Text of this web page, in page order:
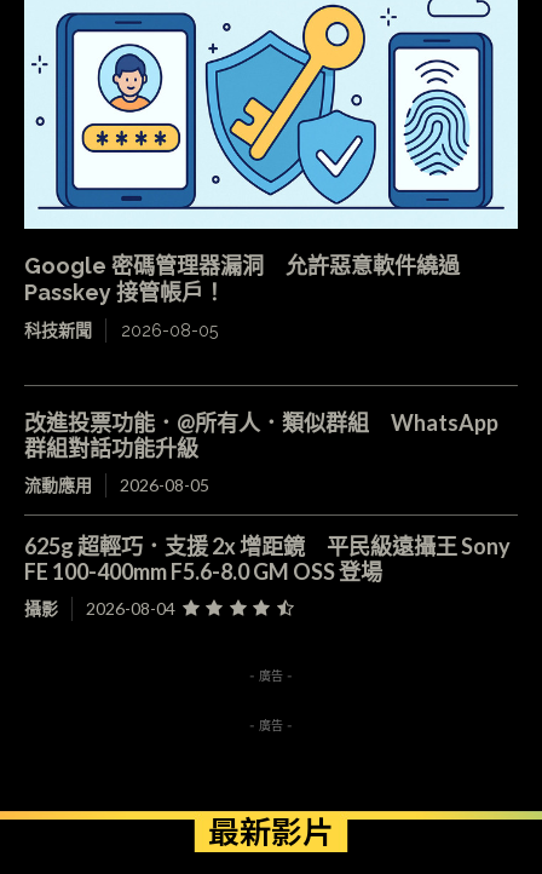
Google 密碼管理器漏洞 允許惡意軟件繞過
Passkey 接管帳戶！
科技新聞 2026-08-05
改進投票功能．@所有人．類似群組 WhatsApp
群組對話功能升級
流動應用 2026-08-05
625g 超輕巧．支援 2x 增距鏡 平民級遠攝王 Sony
FE 100-400mm F5.6-8.0 GM OSS 登場
攝影 2026-08-04
- 廣告 -
- 廣告 -
最新影片